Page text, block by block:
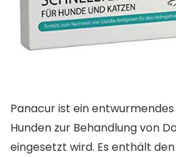
Panacur ist ein
Hunden zur Behandlung von
eingesetzt wird. Es enthält